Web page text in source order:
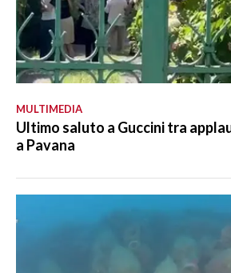
MULTIMEDIA
Ultimo saluto a Guccini tra
a Pavana